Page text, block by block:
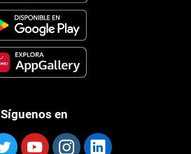
Síguenos en